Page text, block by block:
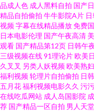
91射区欧美 四房开心网 欧美
产亚洲 91po在线播放 人妻人
站 亚洲综合春 好色片 在线嫖
新内容 91性爱电影 av男同色
品成人色 成人黑料自拍 国产
精品自拍偷拍 牛牛影院A片
视频字幕在线精品播放免费
日本电影伦理 国产午夜高清
观看 国产精品第12页 日韩午
三级视频在线91理论片欧美
久叉叉 另类人妖视频欧美熟
福利视频轮理片自拍偷拍 日
五月花福利视频电影久久 污
在线吃瓜网站 成人岛国影院
荐 国产精品一区自拍 男人天堂